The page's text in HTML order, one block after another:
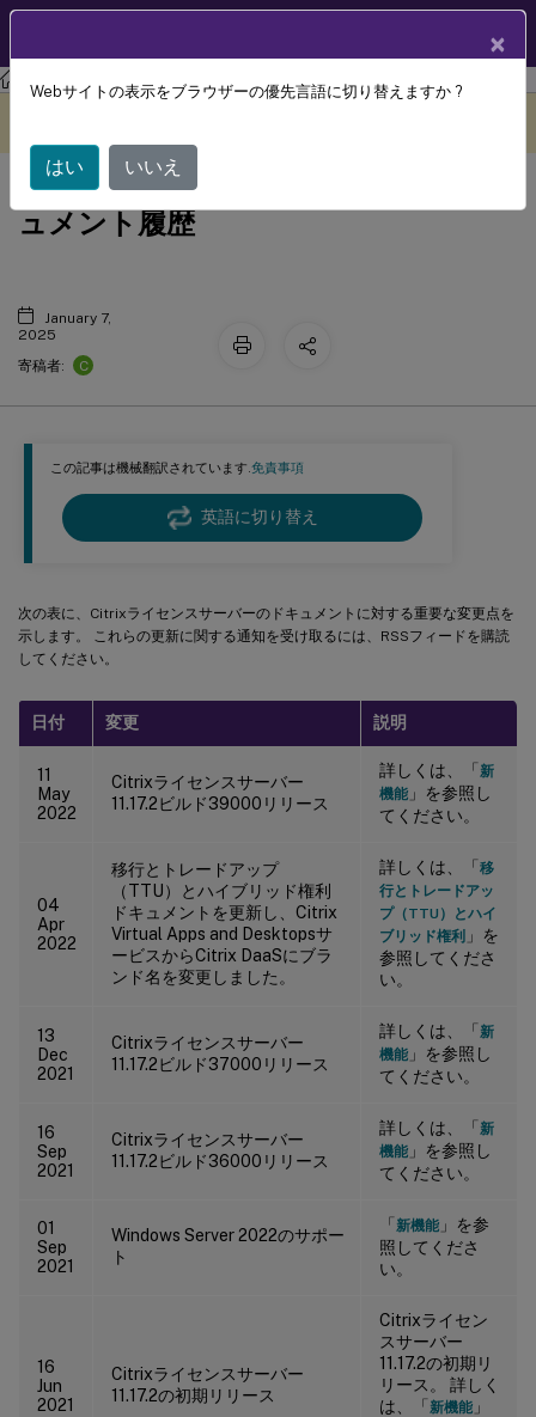
ライセンス ライセンス 11.17.2 build 39000
この記事は機械翻訳されています.免責事項
英語に切り替え
次の表に、Citrixライセンスサーバーのドキュメントに対する重要な変更点を
示します。 これらの更新に関する通知を受け取るには、RSSフィードを購読
してください。
日付 変更 説明
11
May
2022
Citrixライセンスサーバー
11.17.2ビルド39000リリース
詳しくは、「 新
機能 」を参照し
てください。
04
Apr
2022
移行とトレードアップ
（TTU）とハイブリッド権利
ドキュメントを更新し、Citrix
Virtual Apps and Desktopsサ
ービスからCitrix DaaSにブラ
ンド名を変更しました。
詳しくは、「 移
行とトレードアッ
プ（TTU）とハイ
ブリッド権利 」を
参照してくださ
い。
13
Dec
2021
Citrixライセンスサーバー
11.17.2ビルド37000リリース
詳しくは、「 新
機能 」を参照し
てください。
16
Sep
2021
Citrixライセンスサーバー
11.17.2ビルド36000リリース
詳しくは、「 新
機能 」を参照し
てください。
01
Sep
2021
Windows Server 2022のサポー
ト
「 新機能 」を参
照してくださ
い。
16
Jun
2021
Citrixライセンスサーバー
11.17.2の初期リリース
Citrixライセン
スサーバー
11.17.2の初期リ
リース。 詳しく
は、「 新機能 」
Citrixライセンスサーバーのドキ
ュメント履歴
January 7,
2025
寄稿者:
C
×
Webサイトの表示をブラウザーの優先言語に切り替えますか ?
はい いいえ